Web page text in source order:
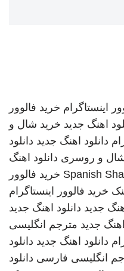
اینستاگرام خرید فالوور
اهنگ جدید خرید شال و
دانلود اهنگ جدید دانلود
و روسری دانلود اهنگ
Spanish خرید فالوور
خرید فالوور اینستاگرام
جدید دانلود اهنگ جدید
اهنگ جدید مترجم انگلیسی
دانلود اهنگ جدید دانلود
انگلیسی فارسی دانلود